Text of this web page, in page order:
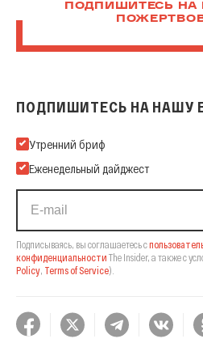
ПОДПИШИТЕСЬ НА
ПОДПИШИТЕСЬ НА НАШУ
Подпишитесь на нашу Email-
Утренний бриф
Еженедельный дайджест
Подписываясь, вы соглашаетесь с
конфиденциальности The Insider, а также с
Policy Terms of Service).